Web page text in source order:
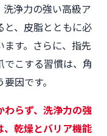
浄力の強い高級ア
と、皮脂とともに必
す。さらに、指先
こする習慣は、角
因です。
らず、洗浄力の強
、乾燥とバリア機能